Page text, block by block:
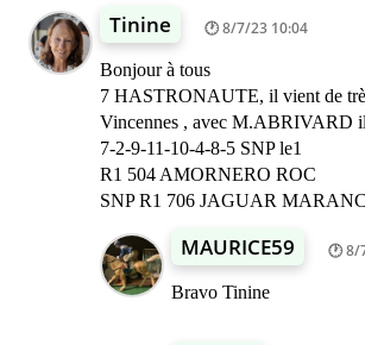
Tinine 8/7/23 10:04
Bonjour à tous
7 HASTRONAUTE, il vient de
Vincennes , avec M.ABRIVARD
7-2-9-11-10-4-8-5 SNP le1
R1 504 AMORNERO ROC
SNP R1 706 JAGUAR
MAURICE59 8/
Bravo Tinine